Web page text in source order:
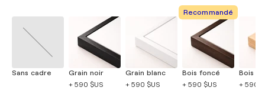
Sans cadre
Grain noir
+ 590 $US
Grain blanc
+ 590 $US
Recommandé
Bois foncé
+ 590 $US
Bois
+ 590